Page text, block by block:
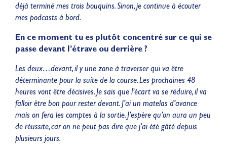
déjà terminé mes trois bouquins. Sinon, je continue à écouter
mes podcasts à bord.
En ce moment tu es plutôt concentré sur ce qui se
passe devant l’étrave ou derrière ?
Les deux…devant, il y une zone à traverser qui va être
déterminante pour la suite de la course. Les prochaines 48
heures vont être décisives. Je sais que l’écart va se réduire, il va
falloir être bon pour rester devant. J’ai un matelas d’avance
mais on fera les comptes à la sortie. J’espère qu’on aura un peu
de réussite, car on ne peut pas dire que j’ai été gâté depuis
plusieurs jours.